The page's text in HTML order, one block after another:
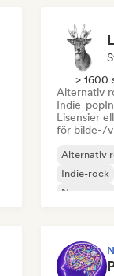
> 1600
Alternativ
Indie-pop
Lisensier
för bilde-/
Alternativ
Indie-rock
New wave